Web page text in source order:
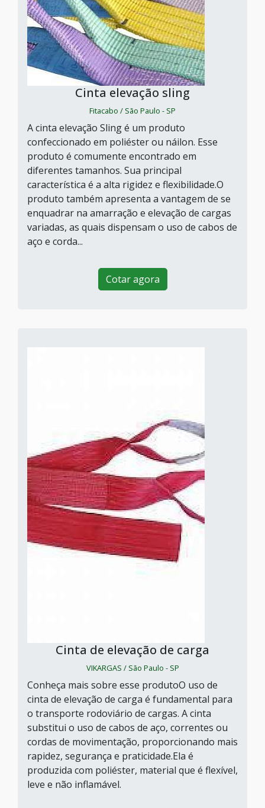
Cinta elevação sling
Fitacabo / São Paulo - SP
A cinta elevação Sling é um produto
confeccionado em poliéster ou náilon. Esse
produto é comumente encontrado em
diferentes tamanhos. Sua principal
característica é a alta rigidez e flexibilidade.O
produto também apresenta a vantagem de se
enquadrar na amarração e elevação de cargas
variadas, as quais dispensam o uso de cabos de
aço e corda...
Cotar agora
Cinta de elevação de carga
VIKARGAS / São Paulo - SP
Conheça mais sobre esse produtoO uso de
cinta de elevação de carga é fundamental para
o transporte rodoviário de cargas. A cinta
substitui o uso de cabos de aço, correntes ou
cordas de movimentação, proporcionando mais
rapidez, segurança e praticidade.Ela é
produzida com poliéster, material que é flexível,
leve e não inflamável.